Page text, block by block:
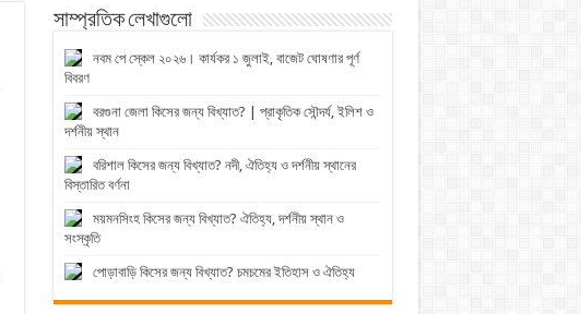
সাম্প্রতিক লেখাগুলো
নবম পে স্কেল ২০২৬। কার্যকর ১ জুলাই, বাজেট ঘোষণার পূর্ণ
বিবরণ
বরগুনা জেলা কিসের জন্য বিখ্যাত? | প্রাকৃতিক সৌন্দর্য, ইলিশ ও
দর্শনীয় স্থান
বরিশাল কিসের জন্য বিখ্যাত? নদী, ঐতিহ্য ও দর্শনীয় স্থানের
বিস্তারিত বর্ণনা
ময়মনসিংহ কিসের জন্য বিখ্যাত? ঐতিহ্য, দর্শনীয় স্থান ও
সংস্কৃতি
পোড়াবাড়ি কিসের জন্য বিখ্যাত? চমচমের ইতিহাস ও ঐতিহ্য